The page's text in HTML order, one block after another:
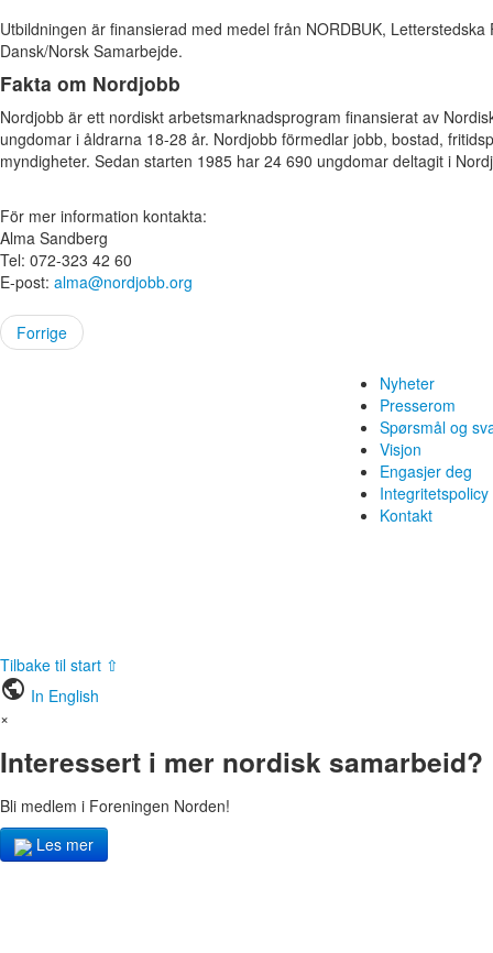
Utbildningen är finansierad med medel från NORDBUK,
Dansk/Norsk Samarbejde.
Fakta om Nordjobb
Nordjobb är ett nordiskt arbetsmarknadsprogram finansierat av
ungdomar i åldrarna 18-28 år. Nordjobb förmedlar jobb, bostad,
myndigheter. Sedan starten 1985 har 24 690 ungdomar deltagit i
För mer information kontakta:
Alma Sandberg
Tel: 072-323 42 60
E-post: alma@nordjobb.org
Forrige
Nyheter
Presserom
Spørsmål og
Visjon
Engasjer deg
Integritetspolicy
Kontakt
Tilbake til start ⇧
public In English
×
Interessert i mer nordisk samarbeid?
Bli medlem i Foreningen Norden!
Les mer